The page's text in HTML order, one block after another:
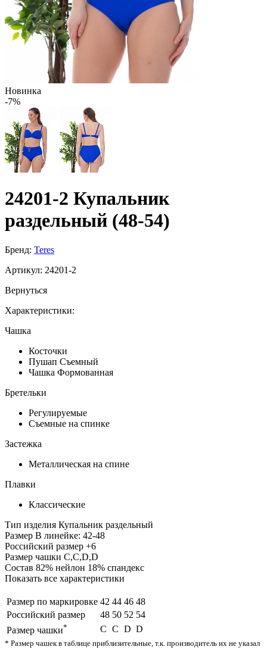
Новинка
-7%
24201-2 Купальник
раздельный (48-54)
Бренд: Teres
Артикул: 24201-2
Вернуться
Характеристики:
Чашка
Косточки
Пушап Съемный
Чашка Формованная
Бретельки
Регулируемые
Съемные на спинке
Застежка
Металлическая на спине
Плавки
Классические
Тип изделия Купальник раздельный
Размер В линейке: 42-48
Российский размер +6
Размер чашки C,С,D,D
Состав 82% нейлон 18% спандекс
Показать все характеристики
Размер по маркировке 42 44 46 48
Российский размер
48 50 52 54
Размер чашки* C С D D
* Размер чашек в таблице приблизительные, т.к. производитель их не указал